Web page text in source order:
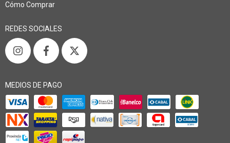
Cómo Comprar
REDES SOCIALES
MEDIOS DE PAGO